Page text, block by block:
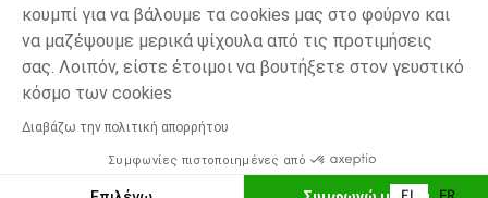
κουμπί για να βάλουμε τα cookies μας στο φούρνο και
να μαζέψουμε μερικά ψίχουλα από τις προτιμήσεις
σας. Λοιπόν, είστε έτοιμοι να βουτήξετε στον γευστικό
κόσμο των cookies
Διαβάζω την πολιτική απορρήτου
Συμφωνίες πιστοποιημένες από
Πολύχρωμο
one
Δυνατότητα πληρωμής με
ΠΡΟΣΘΉΚΗ ΣΤΟ ΚΑΛΆΘΙ
Προσωπικά δεδομένα
Διαχείρηση των cookies
Προσβασιμότητα: μη συμμορφούμενη
H Orchestra συμμετέχει στον κωδικά δεοντολογίας και στο σύστημα
μεσολάβησης της Γαλλικής Ομοσπονδίας Ηλεκτρονικού Εμπορίου.